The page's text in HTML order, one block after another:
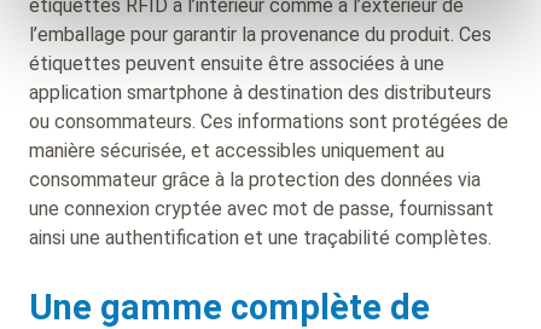
étiquettes RFID à l’intérieur comme à l’extérieur de
l’emballage pour garantir la provenance du produit. Ces
étiquettes peuvent ensuite être associées à une
application smartphone à destination des distributeurs
ou consommateurs. Ces informations sont protégées de
manière sécurisée, et accessibles uniquement au
consommateur grâce à la protection des données via
une connexion cryptée avec mot de passe, fournissant
ainsi une authentification et une traçabilité complètes.
Une gamme complète de